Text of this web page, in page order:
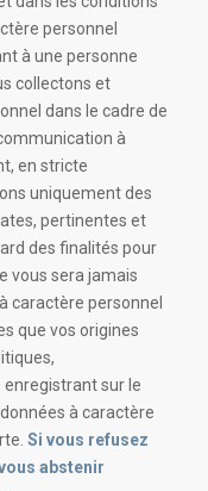
personnel
à une personne
collectons et
dans le cadre de
à
en stricte
uniquement des
pertinentes et
des finalités pour
vous sera jamais
caractère personnel
que vos origines
enregistrant sur le
à caractère
Si vous refusez
abstenir